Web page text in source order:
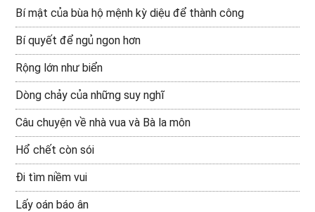
Bí mật của bùa hộ mệnh kỳ diệu để thành công
Bí quyết để ngủ ngon hơn
Rộng lớn như biển
Dòng chảy của những suy nghĩ
Câu chuyện về nhà vua và Bà la môn
Hổ chết còn sói
Đi tìm niềm vui
Lấy oán báo ân